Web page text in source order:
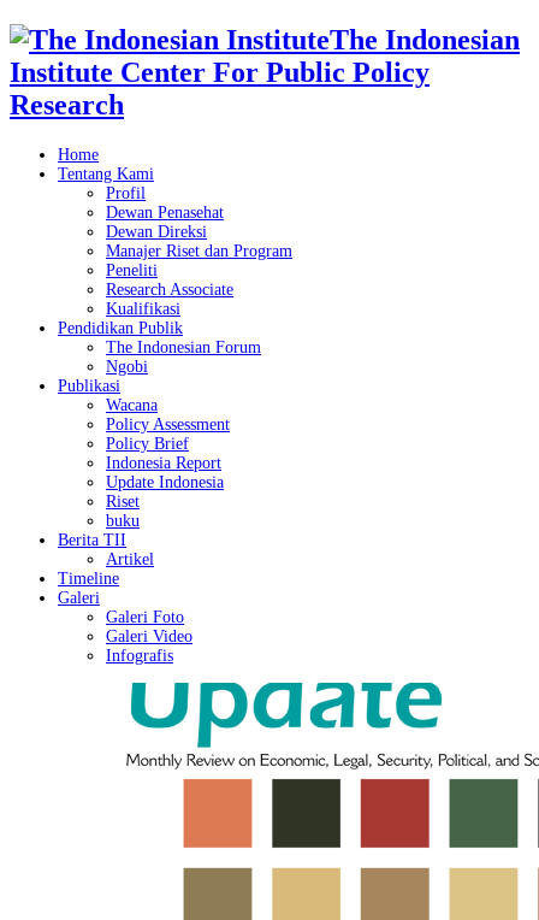
The Indonesian
Institute Center For Public Policy
Research
Home
Tentang Kami
Profil
Dewan Penasehat
Dewan Direksi
Manajer Riset dan Program
Peneliti
Research Associate
Kualifikasi
Pendidikan Publik
The Indonesian Forum
Ngobi
Publikasi
Wacana
Policy Assessment
Policy Brief
Indonesia Report
Update Indonesia
Riset
buku
Berita TII
Artikel
Timeline
Galeri
Galeri Foto
Galeri Video
Infografis